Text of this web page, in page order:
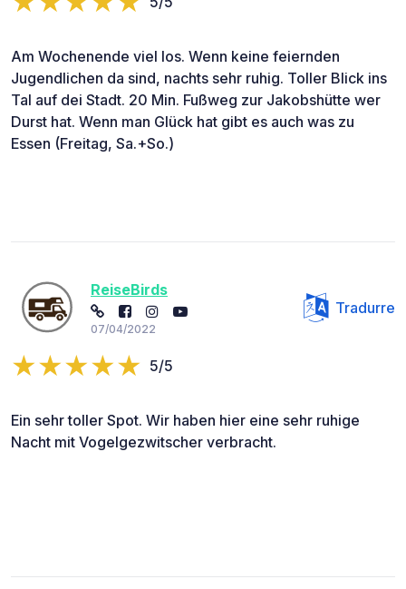
Am Wochenende viel los. Wenn keine feiernden
Jugendlichen da sind, nachts sehr ruhig. Toller Blick ins
Tal auf dei Stadt. 20 Min. Fußweg zur Jakobshütte wer
Durst hat. Wenn man Glück hat gibt es auch was zu
Essen (Freitag, Sa.+So.)
ReiseBirds
07/04/2022
Tradurre
5/5
Ein sehr toller Spot. Wir haben hier eine sehr ruhige
Nacht mit Vogelgezwitscher verbracht.